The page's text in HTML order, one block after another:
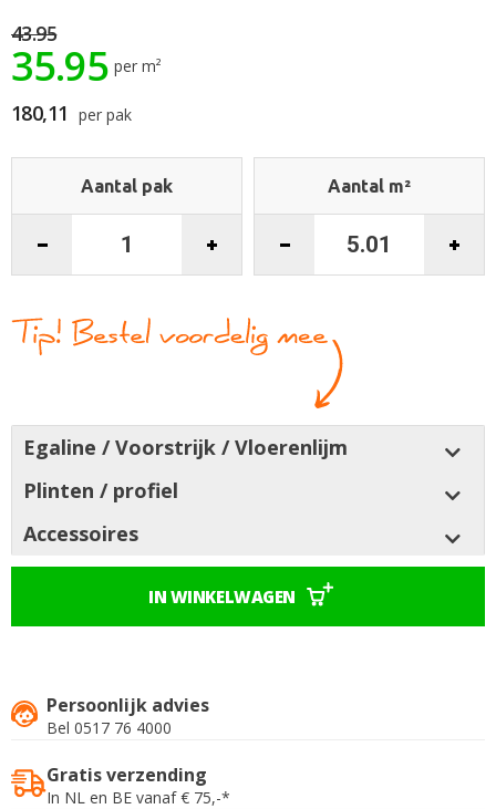
de
afbeeldingen-
gallerij
43.95
35.95 per m²
180,11 per pak
Aantal pak Aantal m²
Egaline / Voorstrijk / Vloerenlijm
Plinten / profiel
Accessoires
IN WINKELWAGEN
Persoonlijk advies
Bel 0517 76 4000
Gratis verzending
In NL en BE vanaf € 75,-*